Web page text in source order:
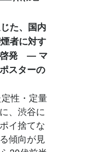
た、国内
者に対す
啓発 ― マ
スターの
性・定量
、渋谷に
イ捨てな
傾向が見